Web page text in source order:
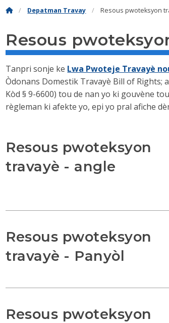
Depatman Travay Resous pwoteksyon
Resous
Tanpri sonje ke Lwa Pwoteje Travayè
Òdonans Domestik Travayè Bill of Rights;
Kòd § 9-6600) tou de nan yo ki gouvène
règleman ki afekte yo, epi yo pral afiche
Resous pwoteksyon
travayè - angle
Resous pwoteksyon
travayè - Panyòl
Resous pwoteksyon